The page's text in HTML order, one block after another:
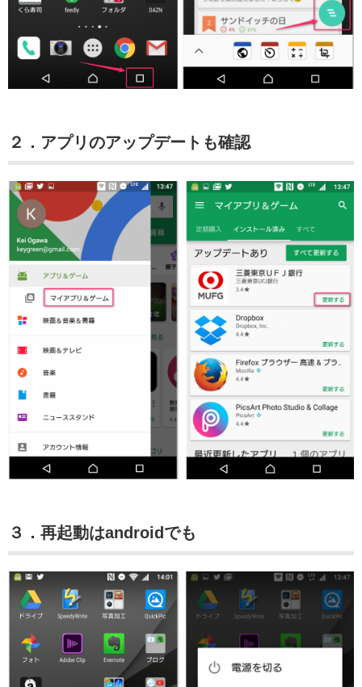
２．アプリのアップデートも確認
３．再起動はandroidでも